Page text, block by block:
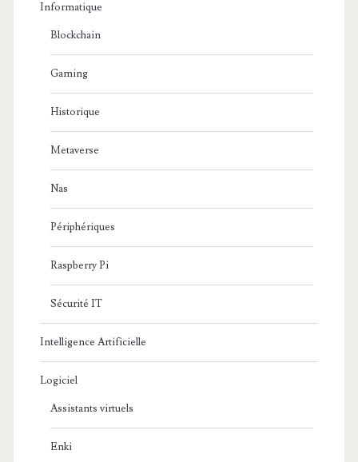
Informatique
Blockchain
Gaming
Historique
Metaverse
Nas
Périphériques
Raspberry Pi
Sécurité IT
Intelligence Artificielle
Logiciel
Assistants virtuels
Enki